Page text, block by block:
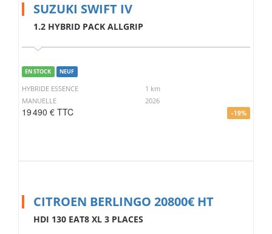
SUZUKI SWIFT IV
1.2 HYBRID PACK ALLGRIP
EN STOCK NEUF
HYBRIDE ESSENCE
1 km
MANUELLE
2026
19 490 € TTC -19%
CITROEN BERLINGO 20800€ HT
HDI 130 EAT8 XL 3 PLACES